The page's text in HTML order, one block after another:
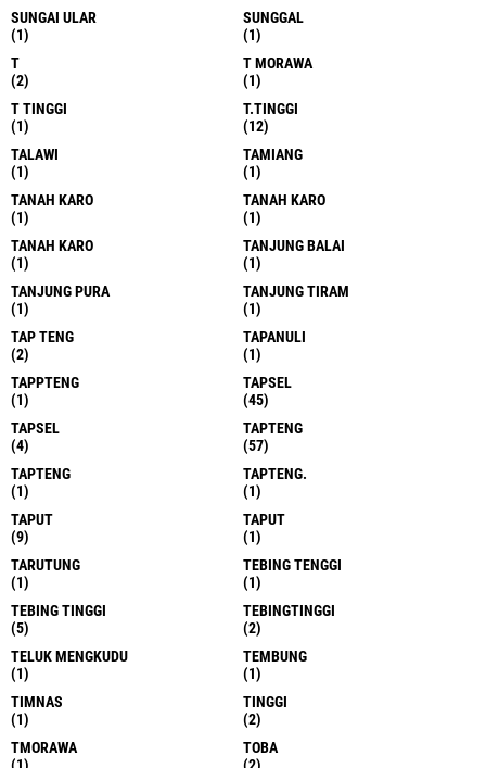
SUNGAI ULAR
(1)
SUNGGAL
(1)
T
(2)
T MORAWA
(1)
T TINGGI
(1)
T.TINGGI
(12)
TALAWI
(1)
TAMIANG
(1)
TANAH KARO
(1)
TANAH KARO
(1)
TANAH KARO
(1)
TANJUNG BALAI
(1)
TANJUNG PURA
(1)
TANJUNG TIRAM
(1)
TAP TENG
(2)
TAPANULI
(1)
TAPPTENG
(1)
TAPSEL
(45)
TAPSEL
(4)
TAPTENG
(57)
TAPTENG
(1)
TAPTENG.
(1)
TAPUT
(9)
TAPUT
(1)
TARUTUNG
(1)
TEBING TENGGI
(1)
TEBING TINGGI
(5)
TEBINGTINGGI
(2)
TELUK MENGKUDU
(1)
TEMBUNG
(1)
TIMNAS
(1)
TINGGI
(2)
TMORAWA
TOBA